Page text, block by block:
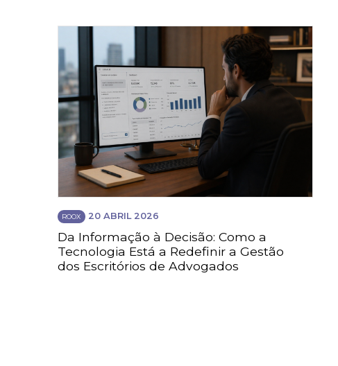
ROOX 20 ABRIL 2026
Da Informação à Decisão: Como a
Tecnologia Está a Redefinir a Gestão
dos Escritórios de Advogados